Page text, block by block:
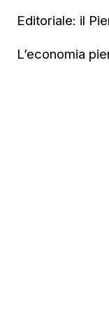
Editoriale: il
L’economia